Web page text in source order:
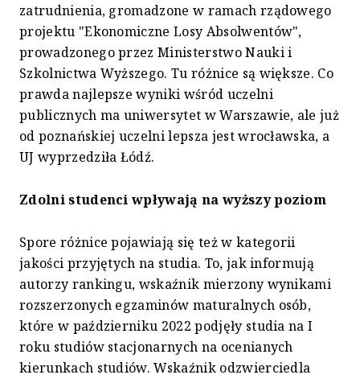
zatrudnienia, gromadzone w ramach rządowego
projektu "Ekonomiczne Losy Absolwentów",
prowadzonego przez Ministerstwo Nauki i
Szkolnictwa Wyższego. Tu różnice są większe. Co
prawda najlepsze wyniki wśród uczelni
publicznych ma uniwersytet w Warszawie, ale już
od poznańskiej uczelni lepsza jest wrocławska, a
UJ wyprzedziła Łódź.
Zdolni studenci wpływają na wyższy poziom
Spore różnice pojawiają się też w kategorii
jakości przyjętych na studia. To, jak informują
autorzy rankingu, wskaźnik mierzony wynikami
rozszerzonych egzaminów maturalnych osób,
które w październiku 2022 podjęły studia na I
roku studiów stacjonarnych na ocenianych
kierunkach studiów. Wskaźnik odzwierciedla